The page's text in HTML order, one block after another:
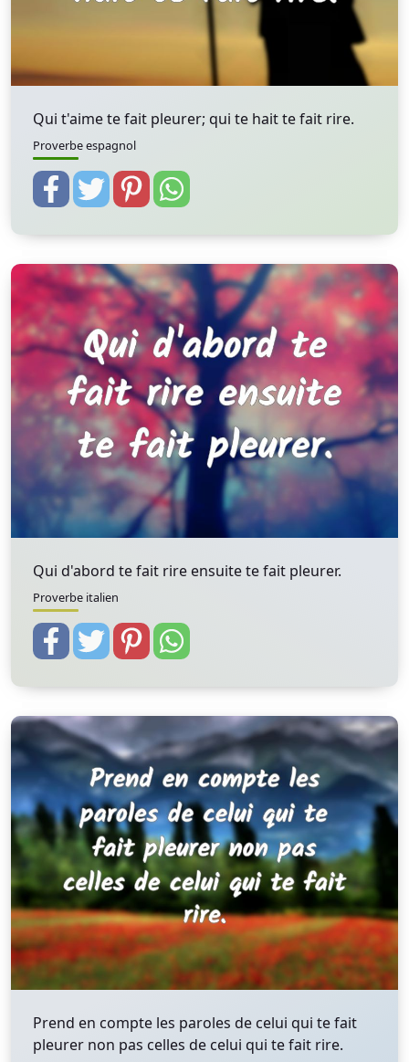
Qui t'aime te fait pleurer; qui te hait te fait rire.
Proverbe espagnol
Qui d'abord te fait rire ensuite te fait pleurer.
Proverbe italien
Prend en compte les paroles de celui qui te fait
pleurer non pas celles de celui qui te fait rire.